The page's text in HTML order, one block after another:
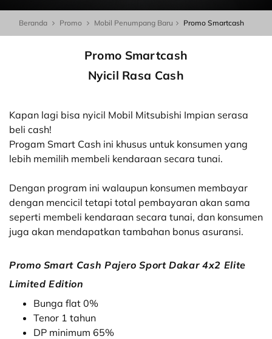
Beranda Promo Mobil Penumpang Baru Promo Smartcash
Promo Smartcash
Nyicil Rasa Cash
Kapan lagi bisa nyicil Mobil Mitsubishi Impian serasa
beli cash!
Progam Smart Cash ini khusus untuk konsumen yang
lebih memilih membeli kendaraan secara tunai.
Dengan program ini walaupun konsumen membayar
dengan mencicil tetapi total pembayaran akan sama
seperti membeli kendaraan secara tunai, dan konsumen
juga akan mendapatkan tambahan bonus asuransi.
Promo Smart Cash Pajero Sport Dakar 4x2 Elite
Limited Edition
Bunga flat 0%
Tenor 1 tahun
DP minimum 65%